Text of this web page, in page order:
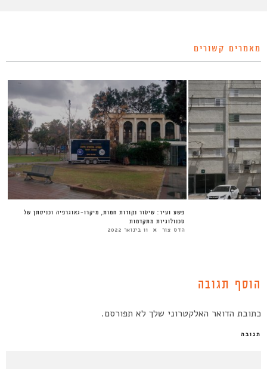
מאמרים קשורים
פשע ועיר: שיטור נקודות חמות, מיקרו-גאוגרפיה וכניסתן של
טכנולוגיות מתקדמות
הדס צור 11 בינואר 2022
הוסף תגובה
כתובת הדואר האלקטרוני שלך לא תפורסם.
תגובה